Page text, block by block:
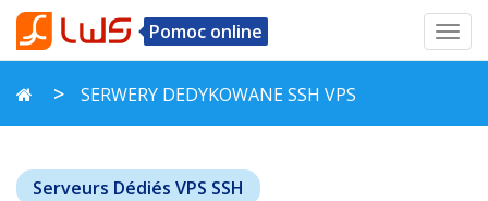
Pomoc online
SERWERY DEDYKOWANE SSH VPS
Serveurs Dédiés VPS SSH